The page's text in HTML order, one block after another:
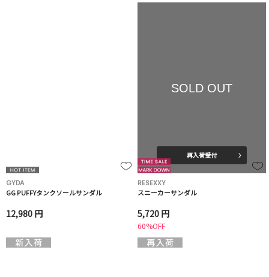
GYDA
GG PUFFYタンクソールサンダル
12,980 円
SOLD OUT
再入荷受付
RESEXXY
スニーカーサンダル
5,720 円
60%OFF